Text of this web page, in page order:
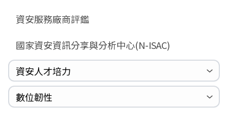
Zerologon
MSHTML
Log4shell
WannaCrypt
Heartbleed
資安服務廠商評鑑
國家資安資訊分享與分析中心(N-ISAC)
資安人才培力
巡迴研討會
CCOE資安實戰人才培育計畫成果簡介
資安人才培訓服務網
資安系列競賽網站
數位韌性